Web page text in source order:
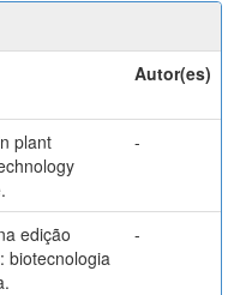
Autor(es)
plant
-
edição
biotecnologia
-